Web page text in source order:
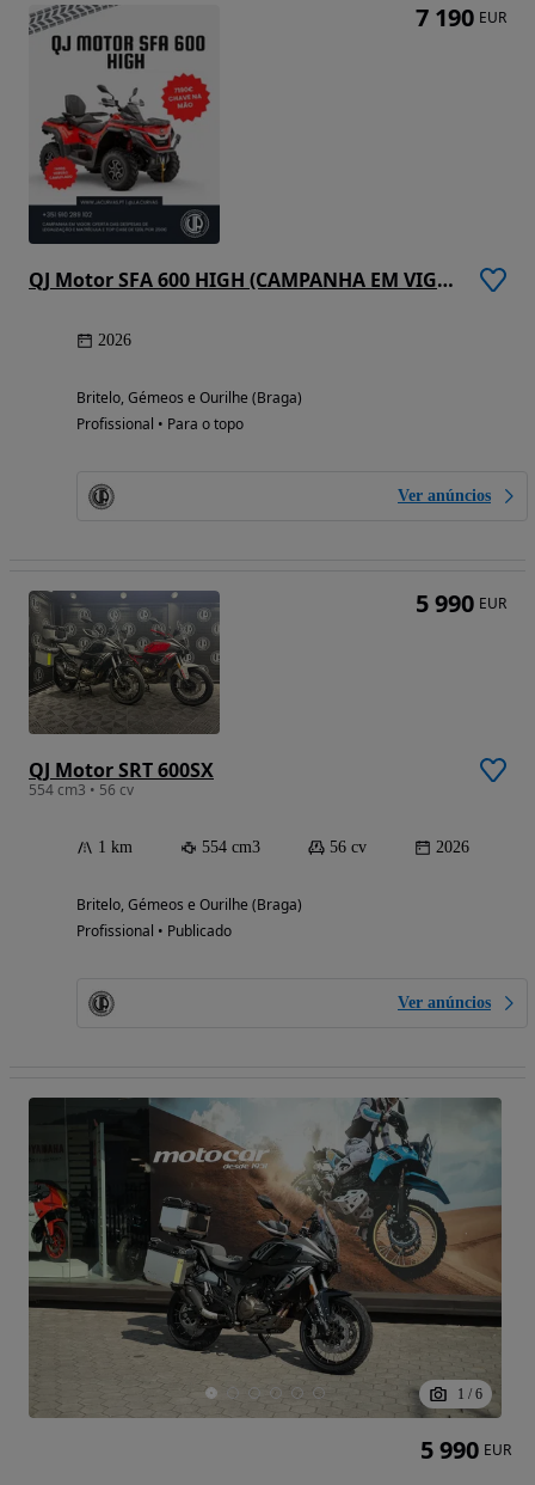
QJ Motor SFA 600 HIGH (CAMPANHA EM VIGOR)
2026
Britelo, Gémeos e Ourilhe (Braga)
Profissional • Para o topo
Ver anúncios
7 190 EUR
QJ Motor SRT 600SX
554 cm3 • 56 cv
1 km 554 cm3 56 cv 2026
Britelo, Gémeos e Ourilhe (Braga)
Profissional • Publicado
Ver anúncios
5 990 EUR
1 / 6
5 990 EUR